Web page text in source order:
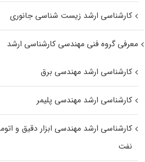
کارشناسی ارشد زیست‌ شناسی جانوری
معرفی گروه فنی مهندسی کارشناسی ارشد
کارشناسی ارشد مهندسی برق
کارشناسی ارشد مهندسی پلیمر
کارشناسی ارشد مهندسی ابزار دقیق و
نفت